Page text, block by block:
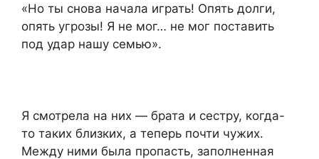
«Но ты снова начала играть! Опять долги,
опять угрозы! Я не мог… не мог поставить
под удар нашу семью».
Я смотрела на них — брата и сестру, когда-
то таких близких, а теперь почти чужих.
Между ними была пропасть, заполненная